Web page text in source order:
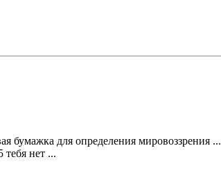
бумажка для определения мировоззрения ...
нет ...